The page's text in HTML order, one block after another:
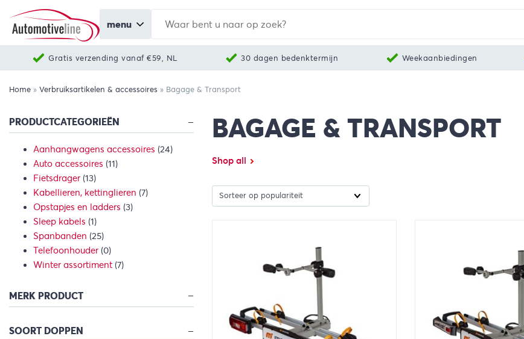
menu
Gratis verzending vanaf €59, NL 30 dagen bedenktermijn Weekaanbiedingen
Home » Verbruiksartikelen & accessoires » Bagage & Transport
PRODUCTCATEGORIEËN
Aanhangwagens accessoires (24)
Auto accessoires (11)
Fietsdrager (13)
Kabellieren, kettinglieren (7)
Opstapjes en ladders (3)
Sleep kabels (1)
Spanbanden (25)
Telefoonhouder (0)
Winter assortiment (7)
MERK PRODUCT
SOORT DOPPEN
BAGAGE & TRANSPORT
Shop all